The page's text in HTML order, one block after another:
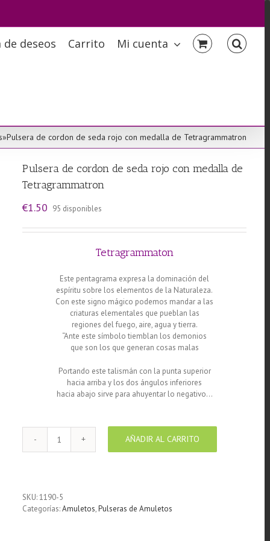
de deseos Carrito Mi cuenta
»Pulsera de cordon de seda rojo con medalla de Tetragrammatron
Pulsera de cordon de seda rojo con medalla de
Tetragrammatron
€1.50 95 disponibles
Tetragrammaton
Este pentagrama expresa la dominación del
espíritu sobre los elementos de la Naturaleza.
Con este signo mágico podemos mandar a las
criaturas elementales que pueblan las
regiones del fuego, aire, agua y tierra.
“Ante este símbolo tiemblan los demonios
que son los que generan cosas malas
Portando este talismán con la punta superior
hacia arriba y los dos ángulos inferiores
hacia abajo sirve para ahuyentar lo negativo…
Pulsera
de
rojo
con
AÑADIR AL CARRITO
SKU:1190-5
Categorías:Amuletos,Pulseras de Amuletos